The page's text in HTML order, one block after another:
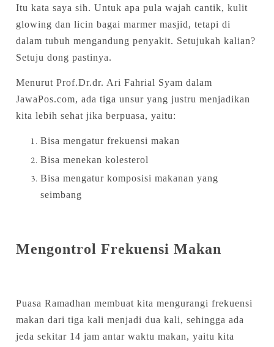
Itu kata saya sih. Untuk apa pula wajah cantik, kulit
glowing dan licin bagai marmer masjid, tetapi di
dalam tubuh mengandung penyakit. Setujukah kalian?
Setuju dong pastinya.
Menurut Prof.Dr.dr. Ari Fahrial Syam dalam
JawaPos.com, ada tiga unsur yang justru menjadikan
kita lebih sehat jika berpuasa, yaitu:
Bisa mengatur frekuensi makan
Bisa menekan kolesterol
Bisa mengatur komposisi makanan yang
seimbang
Mengontrol Frekuensi Makan
Puasa Ramadhan membuat kita mengurangi frekuensi
makan dari tiga kali menjadi dua kali, sehingga ada
jeda sekitar 14 jam antar waktu makan, yaitu kita